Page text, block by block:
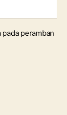
pada peramban